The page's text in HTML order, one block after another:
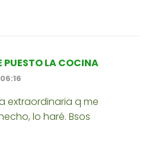
LA COCINA
extraordinaria q me
lo haré. Bsos